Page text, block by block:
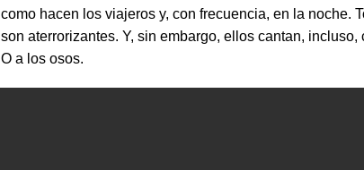
como hacen los viajeros y, con frecuencia, en la noche.
son aterrorizantes. Y, sin embargo, ellos cantan,
O a los osos.